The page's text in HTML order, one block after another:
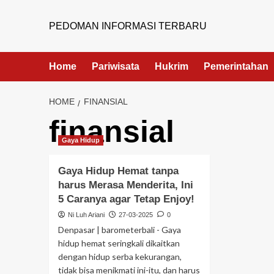
PEDOMAN INFORMASI TERBARU
Home Pariwisata Hukrim Pemerintahan
HOME FINANSIAL
finansial
Gaya Hidup
Gaya Hidup Hemat tanpa
harus Merasa Menderita, Ini
5 Caranya agar Tetap Enjoy!
Ni Luh Ariani 27-03-2025 0
Denpasar | barometerbali - Gaya
hidup hemat seringkali dikaitkan
dengan hidup serba kekurangan,
tidak bisa menikmati ini-itu, dan harus